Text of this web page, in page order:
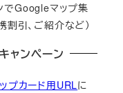
でGoogleマップ集
引、ご紹介など）
ャンペーン
プカード用URLに